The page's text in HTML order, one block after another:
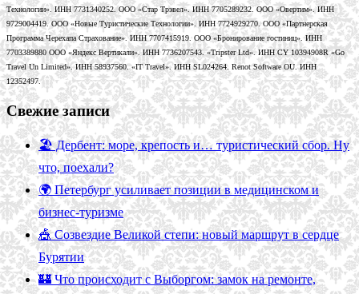
Технологии». ИНН 7731340252. ООО «Стар Трэвел». ИНН 7705289232. ООО «Овертим». ИНН
9729004419. ООО «Новые Туристические Технологии». ИНН 7724929270. ООО «Партнерская
Программа Черехапа Страхование». ИНН 7707415919. ООО «Бронирование гостиниц». ИНН
7703389880 ООО «Яндекс Вертикали». ИНН 7736207543. «Tripster Ltd». ИНН CY 10394908R «Go
Travel Un Limited». ИНН 58937560. «IT Travel». ИНН SL024264. Renot Software OU. ИНН
12352497.
Свежие записи
🏖️ Дербент: море, крепость и… туристический сбор. Ну
что, поехали?
🌍 Петербург усиливает позиции в медицинском и
бизнес-туризме
🎪 Созвездие Великой степи: новый маршрут в сердце
Бурятии
🏰 Что происходит с Выборгом: замок на ремонте,